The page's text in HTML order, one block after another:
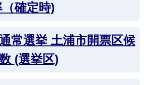
確定時)
常選挙 土浦市開票区候
(選挙区)